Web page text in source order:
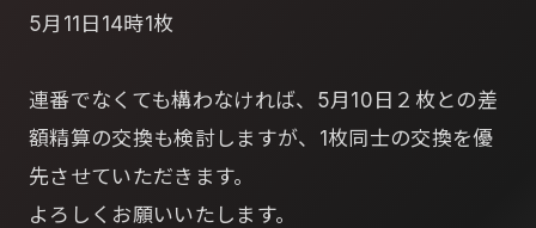
5月11日14時1枚
連番でなくても構わなければ、5月10日２枚との差
額精算の交換も検討しますが、1枚同士の交換を優
先させていただきます。
よろしくお願いいたします。